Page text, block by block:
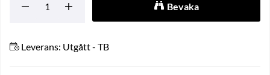
Bevaka
Leverans: Utgått - TB